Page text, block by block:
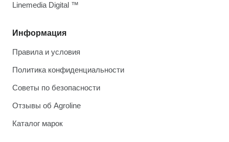
Информация
Правила и условия
Политика конфиденциальности
Советы по безопасности
Отзывы об Agroline
Каталог марок
Linemedia Digital ™